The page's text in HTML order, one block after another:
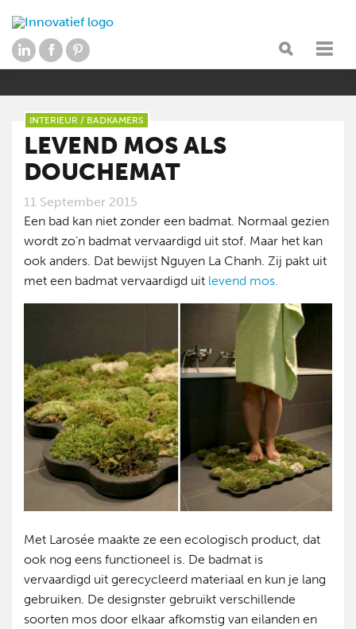
INTERIEUR / BADKAMERS
LEVEND MOS ALS
DOUCHEMAT
11 September 2015
Een bad kan niet zonder een badmat. Normaal gezien
wordt zo’n badmat vervaardigd uit stof. Maar het kan
ook anders. Dat bewijst Nguyen La Chanh. Zij pakt uit
met een badmat vervaardigd uit levend mos.
Met Larosée maakte ze een ecologisch product, dat
ook nog eens functioneel is. De badmat is
vervaardigd uit gerecycleerd materiaal en kun je lang
gebruiken. De designster gebruikt verschillende
soorten mos door elkaar afkomstig van eilanden en